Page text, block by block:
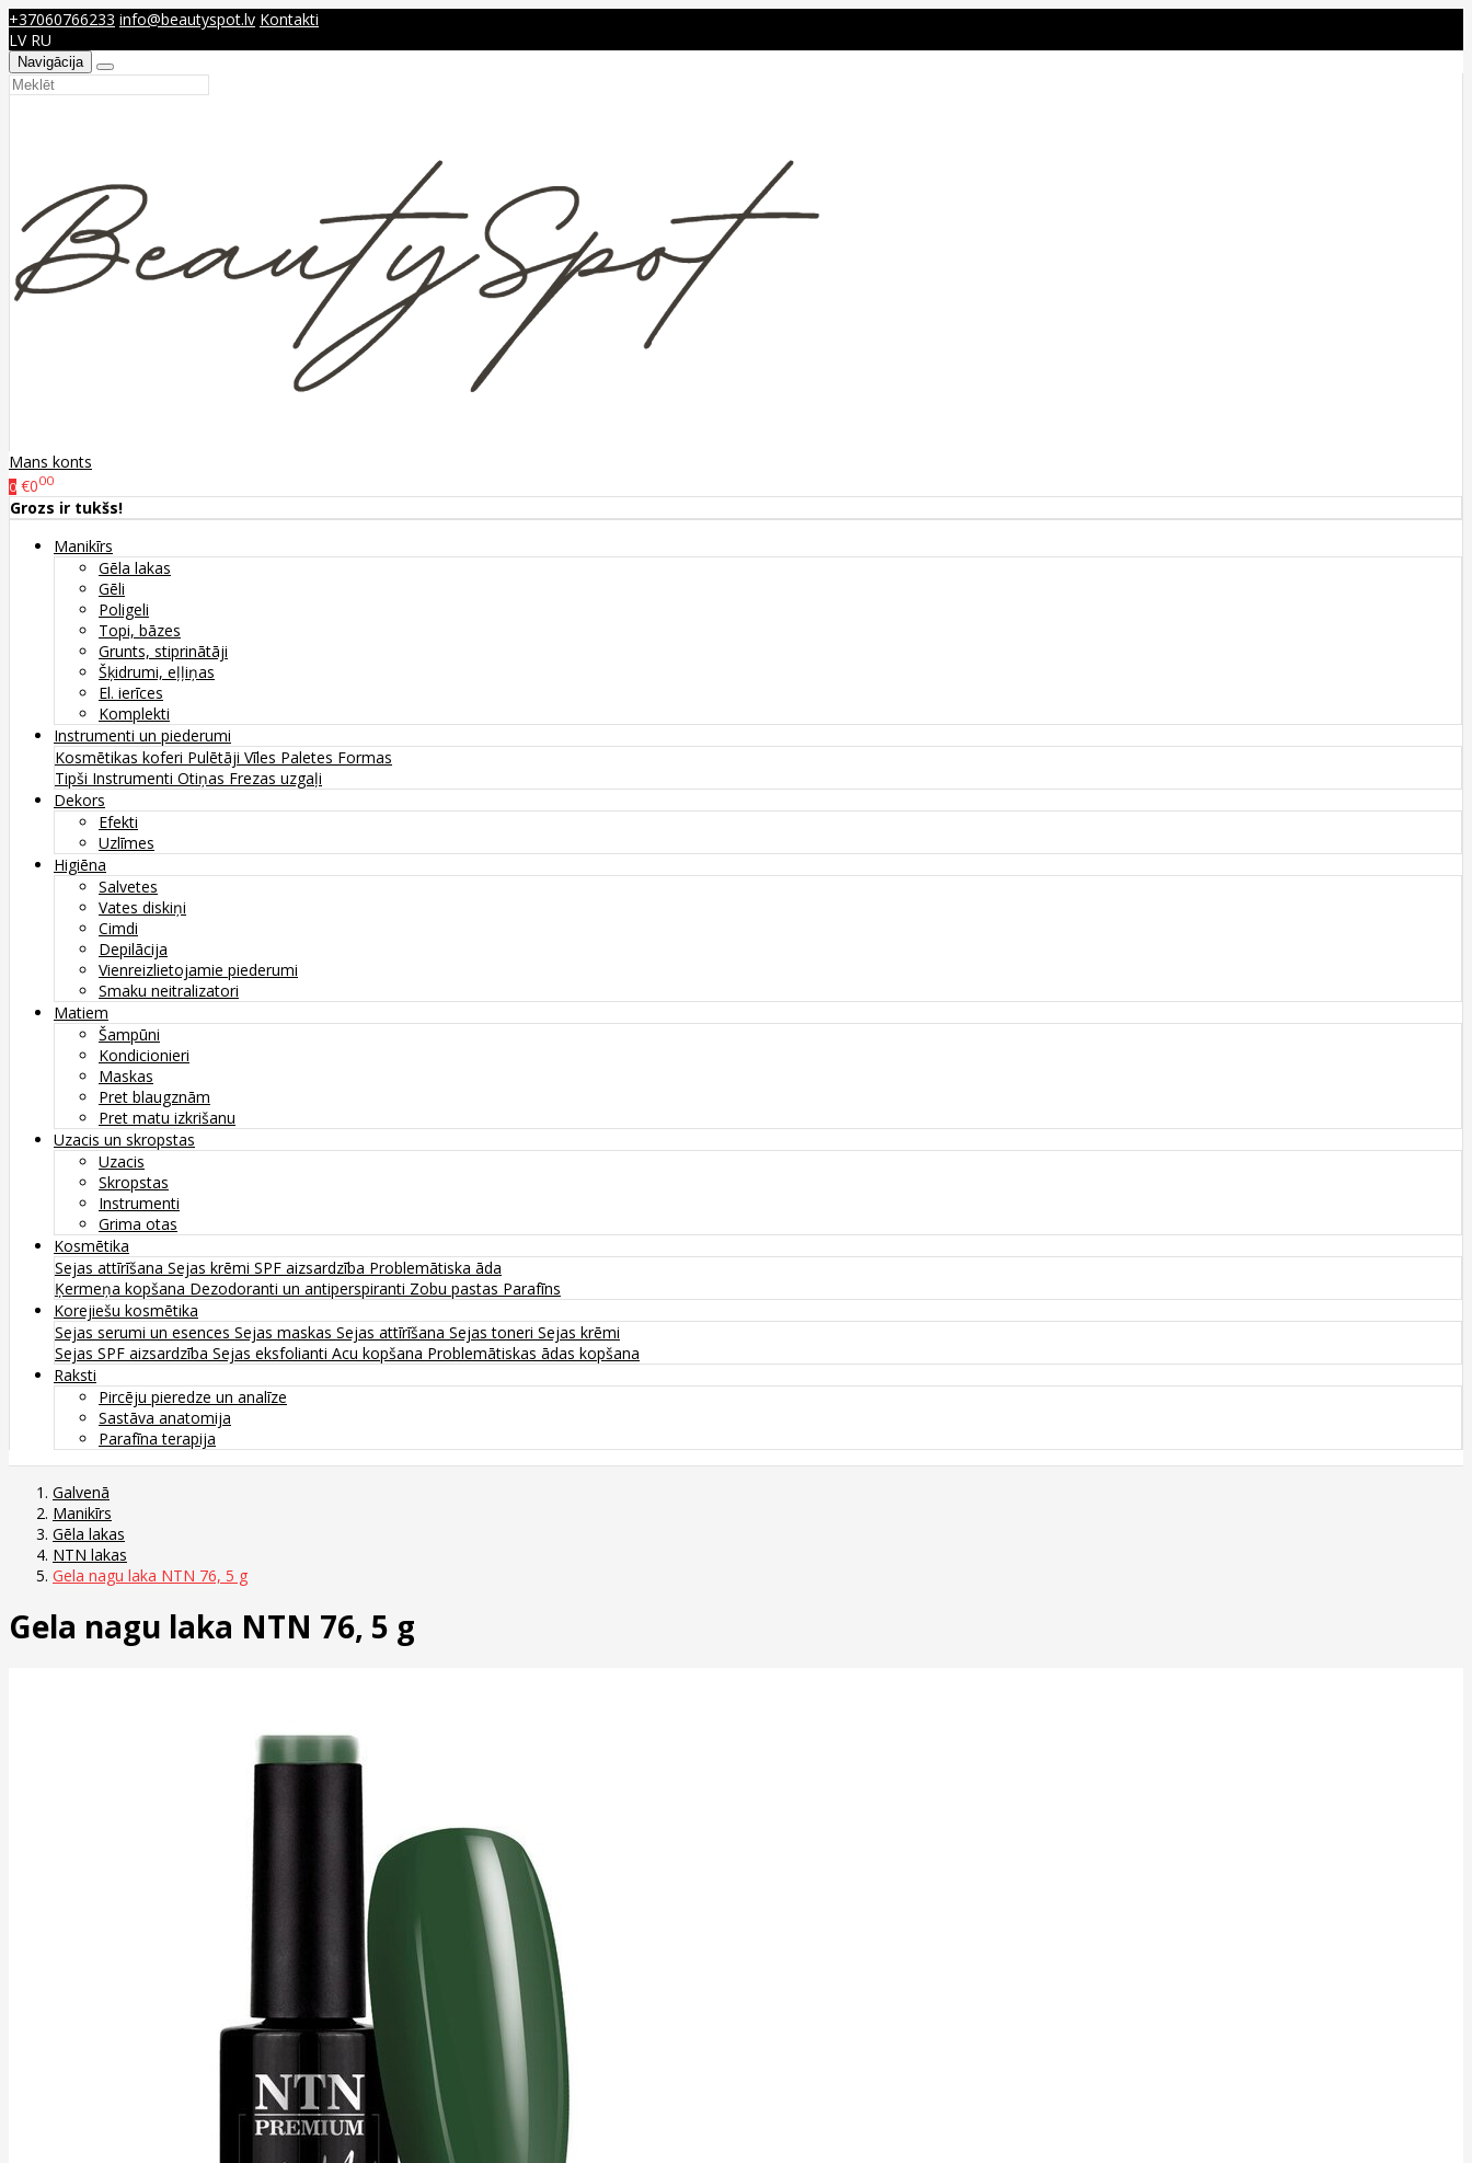
+37060766233 info@beautyspot.lv Kontakti
LV RU
Navigācija
Mans konts
0 €000
Grozs ir tukšs!
Manikīrs
Gēla lakas
Gēli
Poligeli
Topi, bāzes
Grunts, stiprinātāji
Šķidrumi, eļļiņas
El. ierīces
Komplekti
Instrumenti un piederumi
Kosmētikas koferi Pulētāji Vīles Paletes Formas
Tipši Instrumenti Otiņas Frezas uzgaļi
Dekors
Efekti
Uzlīmes
Higiēna
Salvetes
Vates diskiņi
Cimdi
Depilācija
Vienreizlietojamie piederumi
Smaku neitralizatori
Matiem
Šampūni
Kondicionieri
Maskas
Pret blaugznām
Pret matu izkrišanu
Uzacis un skropstas
Uzacis
Skropstas
Instrumenti
Grima otas
Kosmētika
Sejas attīrīšana Sejas krēmi SPF aizsardzība Problemātiska āda
Ķermeņa kopšana Dezodoranti un antiperspiranti Zobu pastas Parafīns
Korejiešu kosmētika
Sejas serumi un esences Sejas maskas Sejas attīrīšana Sejas toneri Sejas krēmi
Sejas SPF aizsardzība Sejas eksfolianti Acu kopšana Problemātiskas ādas kopšana
Raksti
Pircēju pieredze un analīze
Sastāva anatomija
Parafīna terapija
Galvenā
Manikīrs
Gēla lakas
NTN lakas
Gela nagu laka NTN 76, 5 g
Gela nagu laka NTN 76, 5 g